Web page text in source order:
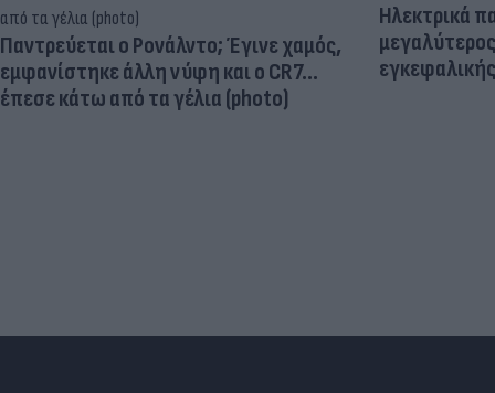
Παντρεύεται ο Ρονάλντο; Έγινε χαμός,
εμφανίστηκε άλλη νύφη και ο CR7…
έπεσε κάτω από τα γέλια (photo)
Ηλεκτρικά